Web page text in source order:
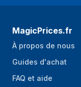
MagicPrices.fr
À propos de nous
Guides d'achat
FAQ et aide